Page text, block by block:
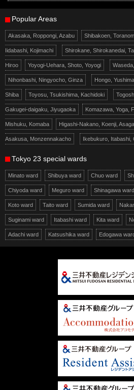
Popular Areas
Akasaka, Roppongi, Azabu Shibakoen,
Iidabashi, Kojimachi Shirokane, Shirokanedai,
Hiroo Yoyogi-Uehara, Shoto, Yoyogi
Nihonbashi, Ningyocho, Ginza Hongo,
Shiba Toyosu, Tsukishima, Kachidoki
Gakugei-daigaku, Jiyugaoka Komazawa, Yoga,
Mishuku, Komaba Higashi-Nakano, Koenji,
Asakusa, Monzennakacho Ikebukuro, Itabashi,
Tokyo 23 special wards
Minato ward Shibuya ward Chuo ward
Chiyoda ward Meguro ward Shinagawa ward
Koto ward Taito ward Sumida ward
Suginami ward Itabashi ward Kita ward
Adachi ward Katsushika ward Edogawa